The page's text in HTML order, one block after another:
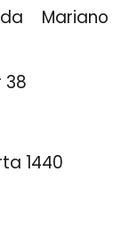
Mariano
38
1440